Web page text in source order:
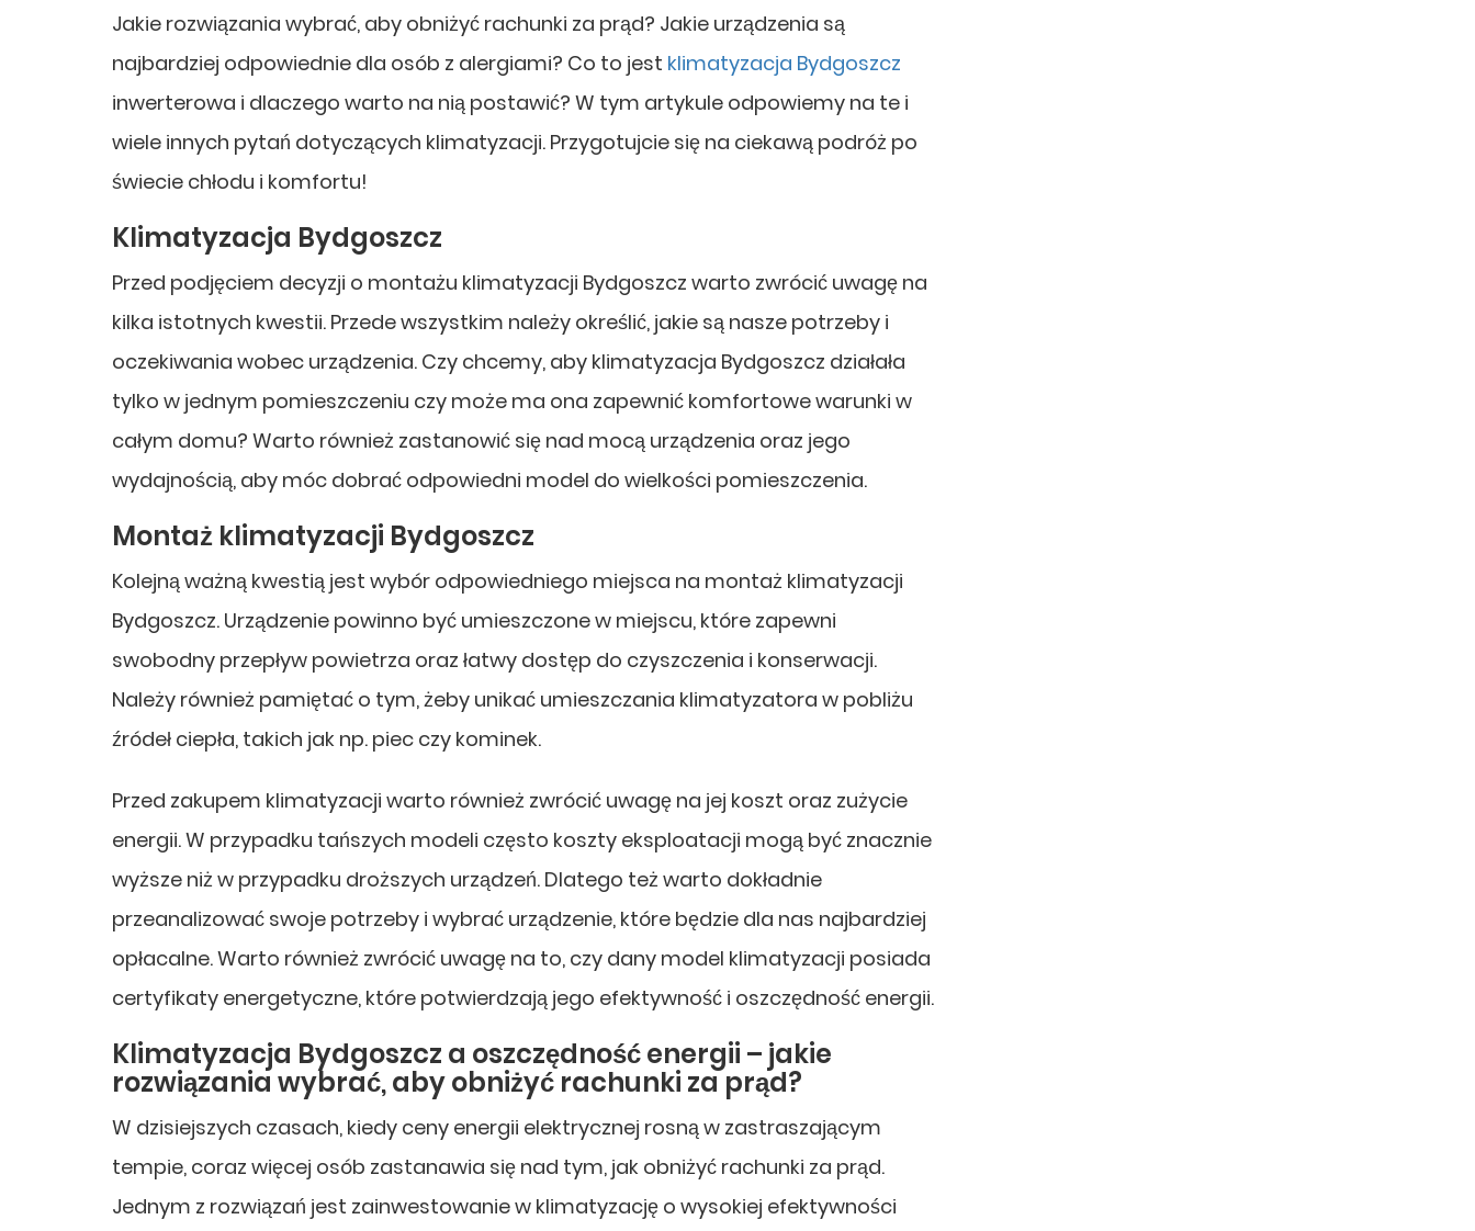
Jakie rozwiązania wybrać, aby obniżyć rachunki za prąd? Jakie urządzenia są
najbardziej odpowiednie dla osób z alergiami? Co to jest klimatyzacja Bydgoszcz
inwerterowa i dlaczego warto na nią postawić? W tym artykule odpowiemy na te i
wiele innych pytań dotyczących klimatyzacji. Przygotujcie się na ciekawą podróż po
świecie chłodu i komfortu!
Klimatyzacja Bydgoszcz
Przed podjęciem decyzji o montażu klimatyzacji Bydgoszcz warto zwrócić uwagę na
kilka istotnych kwestii. Przede wszystkim należy określić, jakie są nasze potrzeby i
oczekiwania wobec urządzenia. Czy chcemy, aby klimatyzacja Bydgoszcz działała
tylko w jednym pomieszczeniu czy może ma ona zapewnić komfortowe warunki w
całym domu? Warto również zastanowić się nad mocą urządzenia oraz jego
wydajnością, aby móc dobrać odpowiedni model do wielkości pomieszczenia.
Montaż klimatyzacji Bydgoszcz
Kolejną ważną kwestią jest wybór odpowiedniego miejsca na montaż klimatyzacji
Bydgoszcz. Urządzenie powinno być umieszczone w miejscu, które zapewni
swobodny przepływ powietrza oraz łatwy dostęp do czyszczenia i konserwacji.
Należy również pamiętać o tym, żeby unikać umieszczania klimatyzatora w pobliżu
źródeł ciepła, takich jak np. piec czy kominek.
Przed zakupem klimatyzacji warto również zwrócić uwagę na jej koszt oraz zużycie
energii. W przypadku tańszych modeli często koszty eksploatacji mogą być znacznie
wyższe niż w przypadku droższych urządzeń. Dlatego też warto dokładnie
przeanalizować swoje potrzeby i wybrać urządzenie, które będzie dla nas najbardziej
opłacalne. Warto również zwrócić uwagę na to, czy dany model klimatyzacji posiada
certyfikaty energetyczne, które potwierdzają jego efektywność i oszczędność energii.
Klimatyzacja Bydgoszcz a oszczędność energii – jakie
rozwiązania wybrać, aby obniżyć rachunki za prąd?
W dzisiejszych czasach, kiedy ceny energii elektrycznej rosną w zastraszającym
tempie, coraz więcej osób zastanawia się nad tym, jak obniżyć rachunki za prąd.
Jednym z rozwiązań jest zainwestowanie w klimatyzację o wysokiej efektywności